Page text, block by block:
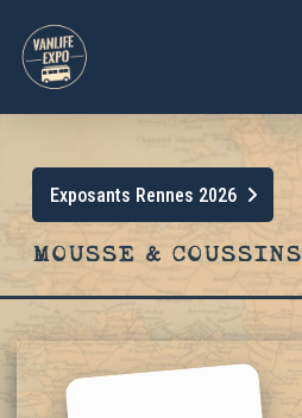
Exposants Rennes 2026
MOUSSE & COUSSINS